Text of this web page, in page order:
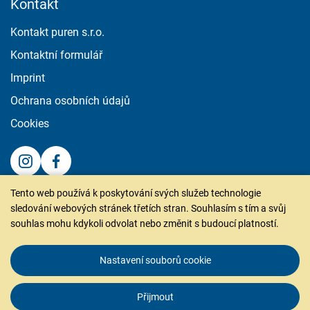
Kontakt
Kontakt puren s.r.o.
Kontaktní formulář
Imprint
Ochrana osobních údajů
Cookies
puren s.r.o.
Na Hranici 4966/33
T. +420 567 216 795
info.cz@puren.com
Tento web používá k poskytování svých služeb technologie
sledování webových stránek třetích stran. Souhlasím s tím a svůj
souhlas mohu kdykoli odvolat nebo změnit s budoucí platností.
Nastavení souborů cookie
Přijmout